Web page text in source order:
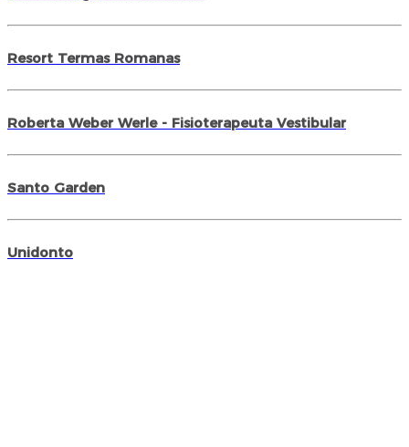
Resort Termas Romanas
Roberta Weber Werle - Fisioterapeuta Vestibular
Santo Garden
Unidonto